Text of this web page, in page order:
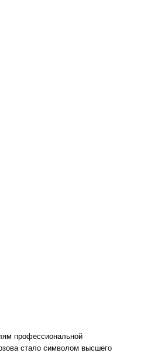
профессиональной
стало символом высшего